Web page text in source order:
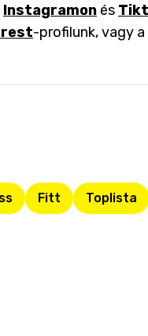
Instagramon és
-profilunk, vagy
Fitt Toplista